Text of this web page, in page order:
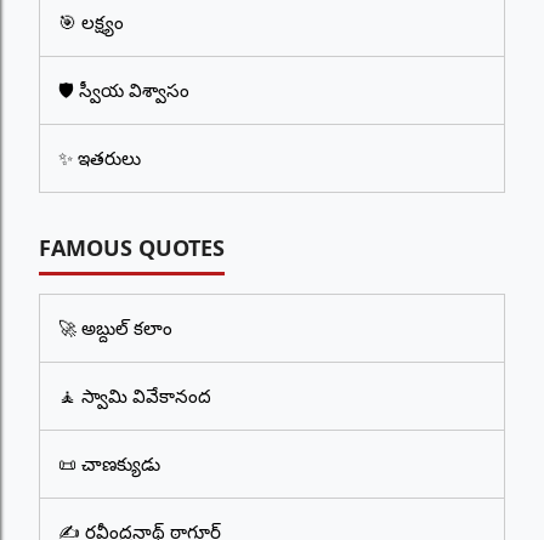
🎯 లక్ష్యం
🛡️ స్వీయ విశ్వాసం
✨ ఇతరులు
FAMOUS QUOTES
🚀 అబ్దుల్ కలాం
🧘 స్వామి వివేకానంద
📜 చాణక్యుడు
✍️ రవీంద్రనాథ్ ఠాగూర్